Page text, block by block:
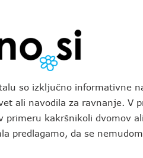
so izključno informativne
ali navodila za ravnanje. V
primeru kakršnikoli dvomov
predlagamo, da se